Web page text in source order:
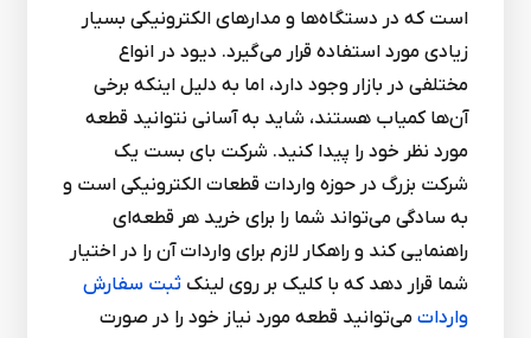
است که در دستگاه‌ها و مدارهای الکترونیکی بسیار
زیادی مورد استفاده قرار می‌گیرد. دیود در انواع
مختلفی در بازار وجود دارد، اما به دلیل اینکه برخی
آن‌ها کمیاب هستند، شاید به آسانی نتوانید قطعه
مورد نظر خود را پیدا کنید. شرکت بای بست یک
شرکت بزرگ در حوزه واردات قطعات الکترونیکی است و
به سادگی می‌تواند شما را برای خرید هر قطعه‌ای
راهنمایی کند و راهکار لازم برای واردات آن را در اختیار
شما قرار دهد که با کلیک بر روی لینک ثبت سفارش
واردات می‌توانید قطعه مورد نیاز خود را در صورت